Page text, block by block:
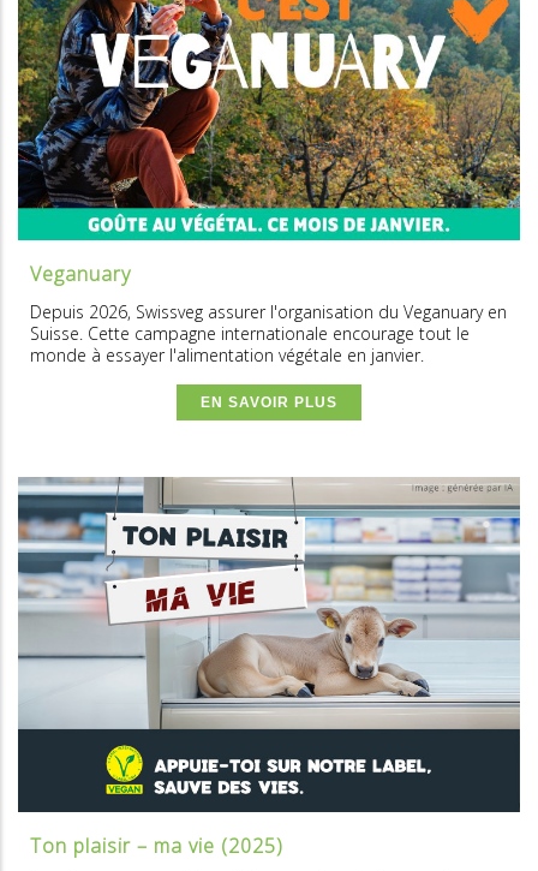
Veganuary
Depuis 2026, Swissveg assurer l'organisation du Veganuary en
Suisse. Cette campagne internationale encourage tout le
monde à essayer l'alimentation végétale en janvier.
EN SAVOIR PLUS
Ton plaisir – ma vie (2025)